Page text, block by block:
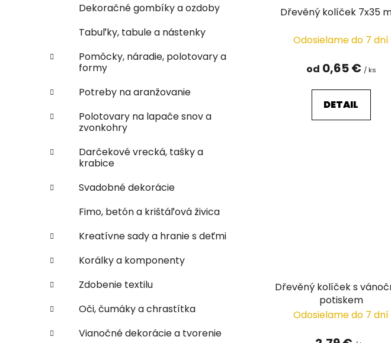
Dekoračné gombíky a ozdoby
Tabuľky, tabule a nástenky
Pomôcky, náradie, polotovary a
formy
Potreby na aranžovanie
Polotovary na lapače snov a
zvonkohry
Darčekové vrecká, tašky a
krabice
Svadobné dekorácie
Fimo, betón a krištáľová živica
Kreatívne sady a hranie s deťmi
Korálky a komponenty
Zdobenie textilu
Oči, čumáky a chrastítka
Vianočné dekorácie a tvorenie
Dřevěný kolíček 7x35
Odosielame do 7 dní
od 0,65 € / ks
DETAIL
Dřevěný kolíček s
potiskem
Odosielame do 7 dní